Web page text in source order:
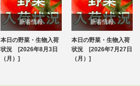
新着情報
ブログ
本日の野菜・生物入荷
状況 [2026年8月3日
（月）]
新着情報
ブログ
本日の野菜・生物入荷
状況 [2026年7月27日
（月）]